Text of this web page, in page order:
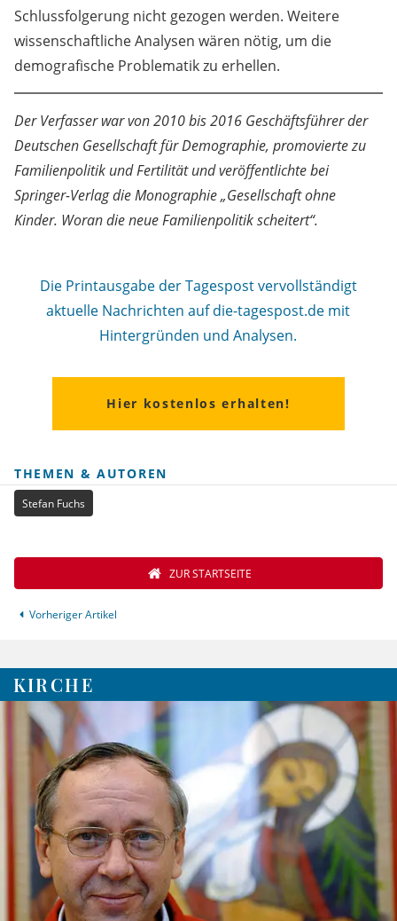
Schlussfolgerung nicht gezogen werden. Weitere
wissenschaftliche Analysen wären nötig, um die
demografische Problematik zu erhellen.
Der Verfasser war von 2010 bis 2016 Geschäftsführer der
Deutschen Gesellschaft für Demographie, promovierte zu
Familienpolitik und Fertilität und veröffentlichte bei
Springer-Verlag die Monographie „Gesellschaft ohne
Kinder. Woran die neue Familienpolitik scheitert“.
Die Printausgabe der Tagespost vervollständigt
aktuelle Nachrichten auf die-tagespost.de mit
Hintergründen und Analysen.
Hier kostenlos erhalten!
THEMEN & AUTOREN
Stefan Fuchs
Vorheriger Artikel
ZUR STARTSEITE
KIRCHE